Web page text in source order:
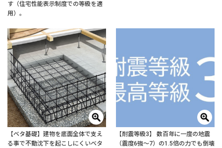
す（住宅性能表示制度での等級を適
用）。
【ベタ基礎】建物を底面全体で支え
る事で不動沈下を起こしにくいベタ
【耐震等級3】 数百年に一度の地震
（震度6強〜7）の1.5倍の力でも倒壊